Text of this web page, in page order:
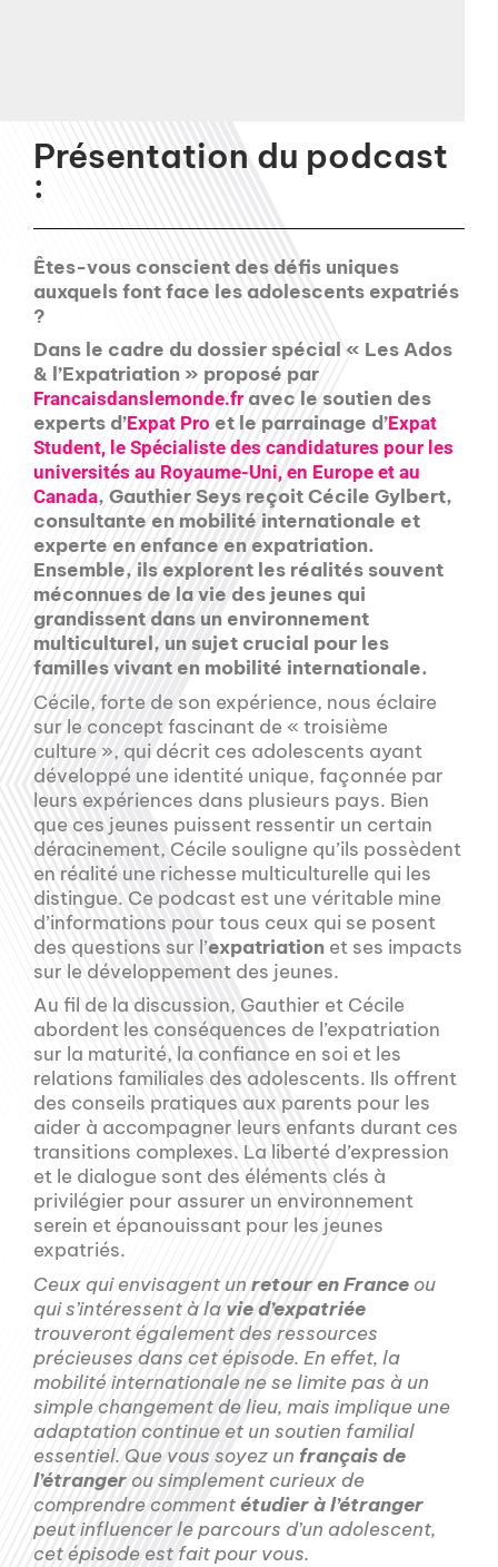
Présentation du podcast
:
Êtes-vous conscient des défis uniques
auxquels font face les adolescents expatriés
?
Dans le cadre du dossier spécial « Les Ados
& l’Expatriation » proposé par
Francaisdanslemonde.fravec le soutien des
experts d’Expat Pro et le parrainage d’Expat
Student, le Spécialiste des candidatures pour les
universités au Royaume-Uni, en Europe et au
Canada, Gauthier Seys reçoit Cécile Gylbert,
consultante en mobilité internationale et
experte en enfance en expatriation.
Ensemble, ils explorent les réalités souvent
méconnues de la vie des jeunes qui
grandissent dans un environnement
multiculturel, un sujet crucial pour les
familles vivant en mobilité internationale.
Cécile, forte de son expérience, nous éclaire
sur le concept fascinant de « troisième
culture », qui décrit ces adolescents ayant
développé une identité unique, façonnée par
leurs expériences dans plusieurs pays. Bien
que ces jeunes puissent ressentir un certain
déracinement, Cécile souligne qu’ils possèdent
en réalité une richesse multiculturelle qui les
distingue. Ce podcast est une véritable mine
d’informations pour tous ceux qui se posent
des questions sur l’expatriation et ses impacts
sur le développement des jeunes.
Au fil de la discussion, Gauthier et Cécile
abordent les conséquences de l’expatriation
sur la maturité, la confiance en soi et les
relations familiales des adolescents. Ils offrent
des conseils pratiques aux parents pour les
aider à accompagner leurs enfants durant ces
transitions complexes. La liberté d’expression
et le dialogue sont des éléments clés à
privilégier pour assurer un environnement
serein et épanouissant pour les jeunes
expatriés.
Ceux qui envisagent un retour en France ou
qui s’intéressent à la vie d’expatriée
trouveront également des ressources
précieuses dans cet épisode. En effet, la
mobilité internationale ne se limite pas à un
simple changement de lieu, mais implique une
adaptation continue et un soutien familial
essentiel. Que vous soyez un français de
l’étranger ou simplement curieux de
comprendre commentétudier à l’étranger
peut influencer le parcours d’un adolescent,
cet épisode est fait pour vous.